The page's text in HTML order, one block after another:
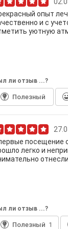
опыт
и с
уютную
ли отзыв ...?
Полезный
посещение
легко и
ли отзыв ...?
Полезный 1